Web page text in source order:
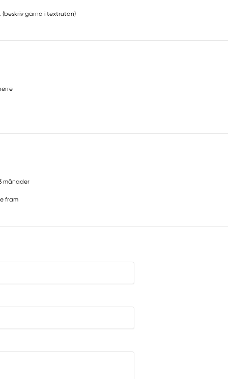
(beskriv gärna i textrutan)
månader
fram